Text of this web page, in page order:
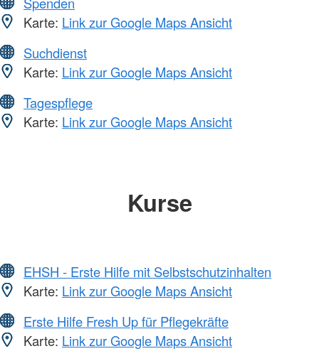
Karte: Link zur Google Maps Ansicht
Suchdienst
Karte: Link zur Google Maps Ansicht
Tagespflege
Karte: Link zur Google Maps Ansicht
Kurse
EHSH - Erste Hilfe mit Selbstschutzinhalten
Karte: Link zur Google Maps Ansicht
Erste Hilfe Fresh Up für Pflegekräfte
Karte: Link zur Google Maps Ansicht